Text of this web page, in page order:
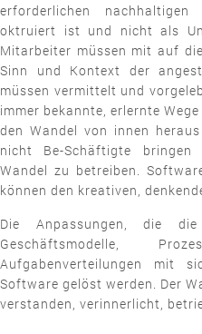
erforderlichen
oktruiert ist und nicht als
Mitarbeiter müssen mit auf
Sinn und Kontext der
müssen vermittelt und
immer bekannte, erlernte
den Wandel von innen
nicht Be-Schäftigte
Wandel zu betreiben.
können den kreativen,
Die Anpassungen, die
Geschäftsmodelle,
Aufgabenverteilungen mit
Software gelöst werden. Der
verstanden, verinnerlicht,